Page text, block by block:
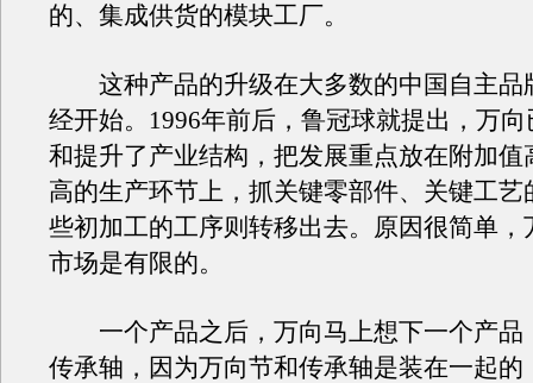
的、集成供货的模块工厂。
这种产品的升级在大多数的中国自主品
经开始。1996年前后，鲁冠球就提出，万
和提升了产业结构，把发展重点放在附加值
高的生产环节上，抓关键零部件、关键工艺
些初加工的工序则转移出去。原因很简单，
市场是有限的。
一个产品之后，万向马上想下一个产品
传承轴，因为万向节和传承轴是装在一起的